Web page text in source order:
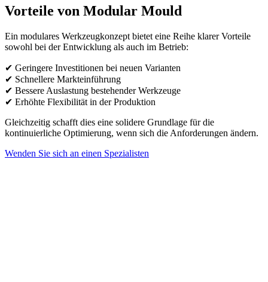
Vorteile von Modular Mould
Ein modulares Werkzeugkonzept bietet eine Reihe klarer Vorteile
sowohl bei der Entwicklung als auch im Betrieb:
✔ Geringere Investitionen bei neuen Varianten
✔ Schnellere Markteinführung
✔ Bessere Auslastung bestehender Werkzeuge
✔ Erhöhte Flexibilität in der Produktion
Gleichzeitig schafft dies eine solidere Grundlage für die
kontinuierliche Optimierung, wenn sich die Anforderungen ändern.
Wenden Sie sich an einen Spezialisten